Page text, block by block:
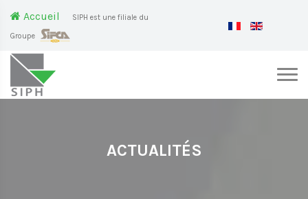
Accueil SIPH est une filiale du
Groupe
ACTUALITÉS